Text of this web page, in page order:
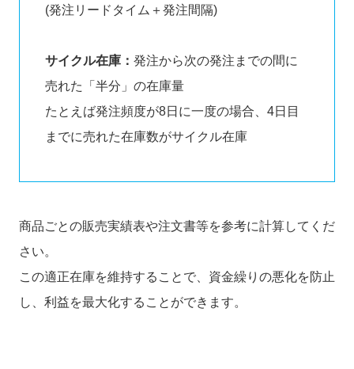
(発注リードタイム＋発注間隔)
サイクル在庫： 発注から次の発注までの間に
売れた「半分」の在庫量
たとえば発注頻度が8日に一度の場合、4日目
までに売れた在庫数がサイクル在庫
商品ごとの販売実績表や注文書等を参考に計算してくだ
さい。
この適正在庫を維持することで、資金繰りの悪化を防止
し、利益を最大化することができます。